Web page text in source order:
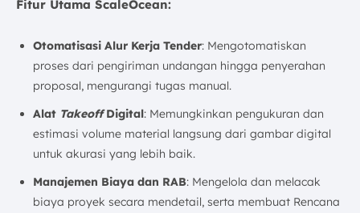
Fitur Utama ScaleOcean:
Otomatisasi Alur Kerja Tender: Mengotomatiskan
proses dari pengiriman undangan hingga penyerahan
proposal, mengurangi tugas manual.
Alat TakeoffDigital: Memungkinkan pengukuran dan
estimasi volume material langsung dari gambar digital
untuk akurasi yang lebih baik.
Manajemen Biaya dan RAB: Mengelola dan melacak
biaya proyek secara mendetail, serta membuat Rencana